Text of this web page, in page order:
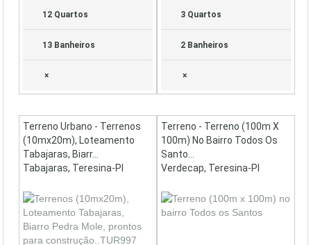
12 Quartos
13 Banheiros
×
3 Quartos
2 Banheiros
×
Terreno Urbano - Terrenos
(10mx20m), Loteamento
Tabajaras, Biarr...
Tabajaras, Teresina-PI
Terreno - Terreno (100m X
100m) No Bairro Todos Os
Santo...
Verdecap, Teresina-PI